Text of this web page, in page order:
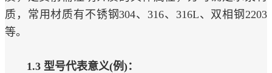
质，常用材质有不锈钢304、316、316L、双相钢2203
等。
1.3 型号代表意义(例)：